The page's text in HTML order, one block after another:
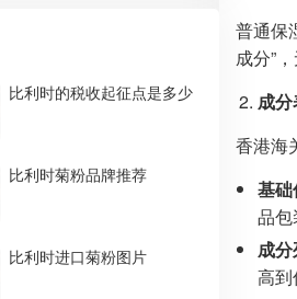
比利时的税收起征点是多少
比利时菊粉品牌推荐
比利时进口菊粉图片
普通保
成分”
成
香港海
基
品
成
高